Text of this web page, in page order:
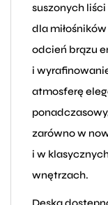
suszonych
dla
odcień brązu
i
atmosferę
zarówno w
i w
wnętrzach.